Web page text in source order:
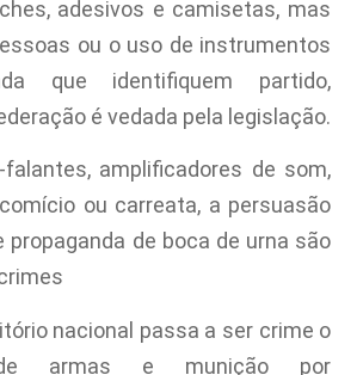
adesivos e camisetas, mas
ou o uso de instrumentos
que identifiquem partido,
é vedada pela legislação.
amplificadores de som,
ou carreata, a persuasão
propaganda de boca de urna são
nacional passa a ser crime o
armas e munição por